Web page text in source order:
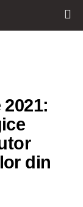
din